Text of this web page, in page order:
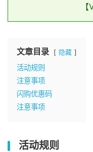
文章目录 隐藏
活动规则
注意事项
闪购优惠码
注意事项
活动规则